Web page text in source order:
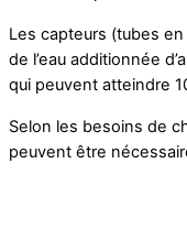
Les capteurs (tubes
de l’eau additionnée
qui peuvent atteindre
Selon les besoins de
peuvent être